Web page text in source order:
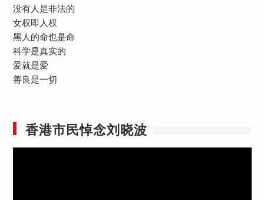
没有人是非法的
女权即人权
黑人的命也是命
科学是真实的
爱就是爱
善良是一切
香港市民悼念刘晓波